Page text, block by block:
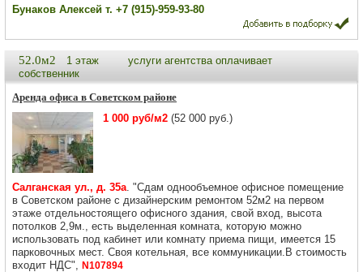
Бунаков Алексей т. +7 (915)-959-93-80
52.0м2 1 этаж
услуги агентства оплачивает
собственник
Аренда офиса в Советском районе
1 000 руб/м2 (52 000 руб.)
Салганская ул., д. 35а. "Сдам однообъемное офисное помещение
в Советском районе с дизайнерским ремонтом 52м2 на первом
этаже отдельностоящего офисного здания, свой вход, высота
потолков 2,9м., есть выделенная комната, которую можно
использовать под кабинет или комнату приема пищи, имеется 15
парковочных мест. Своя котельная, все коммуникации.В стоимость
входит НДС", N107894